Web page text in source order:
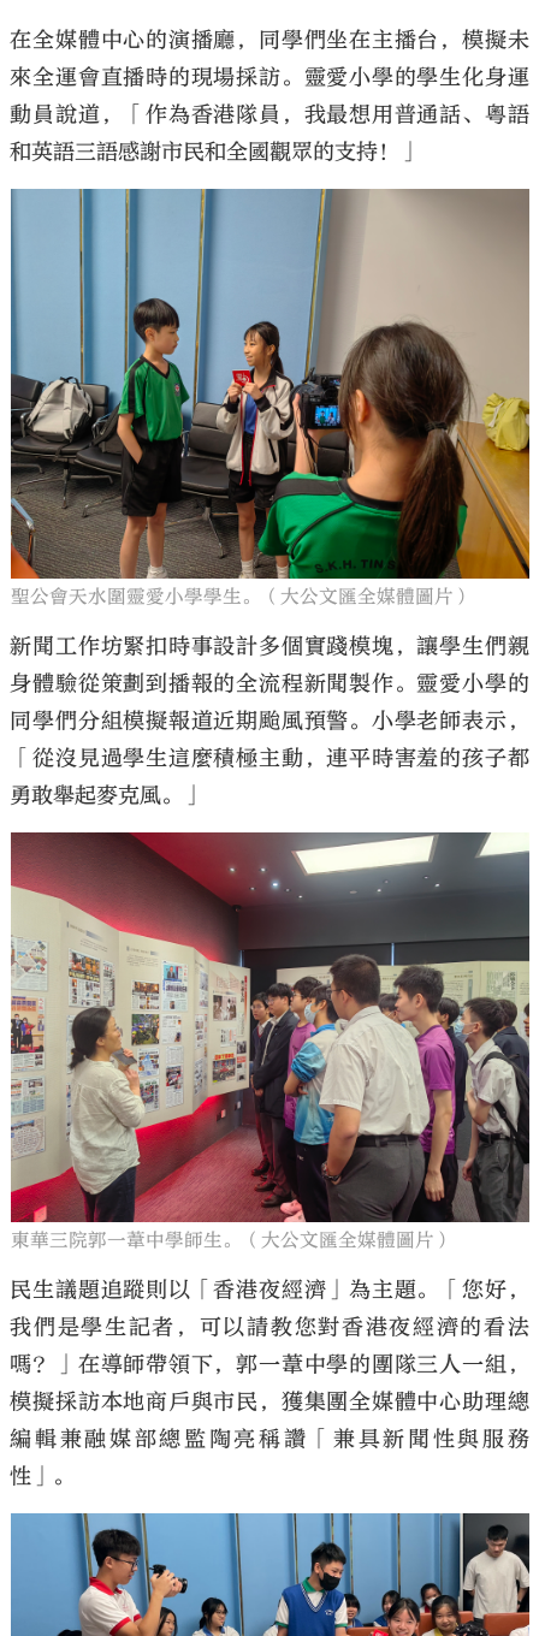
在全媒體中心的演播廳，同學們坐在主播台，模擬未
來全運會直播時的現場採訪。靈愛小學的學生化身運
動員說道，「作為香港隊員，我最想用普通話、粵語
和英語三語感謝市民和全國觀眾的支持！」
聖公會天水圍靈愛小學學生。（大公文匯全媒體圖片）
新聞工作坊緊扣時事設計多個實踐模塊，讓學生們親
身體驗從策劃到播報的全流程新聞製作。靈愛小學的
同學們分組模擬報道近期颱風預警。小學老師表示，
「從沒見過學生這麼積極主動，連平時害羞的孩子都
勇敢舉起麥克風。」
東華三院郭一葦中學師生。（大公文匯全媒體圖片）
民生議題追蹤則以「香港夜經濟」為主題。「您好，
我們是學生記者，可以請教您對香港夜經濟的看法
嗎？」在導師帶領下，郭一葦中學的團隊三人一組，
模擬採訪本地商戶與市民，獲集團全媒體中心助理總
編輯兼融媒部總監陶亮稱讚「兼具新聞性與服務
性」。